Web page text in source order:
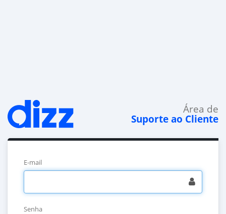
Área de
Suporte ao Cliente
E-mail
Senha